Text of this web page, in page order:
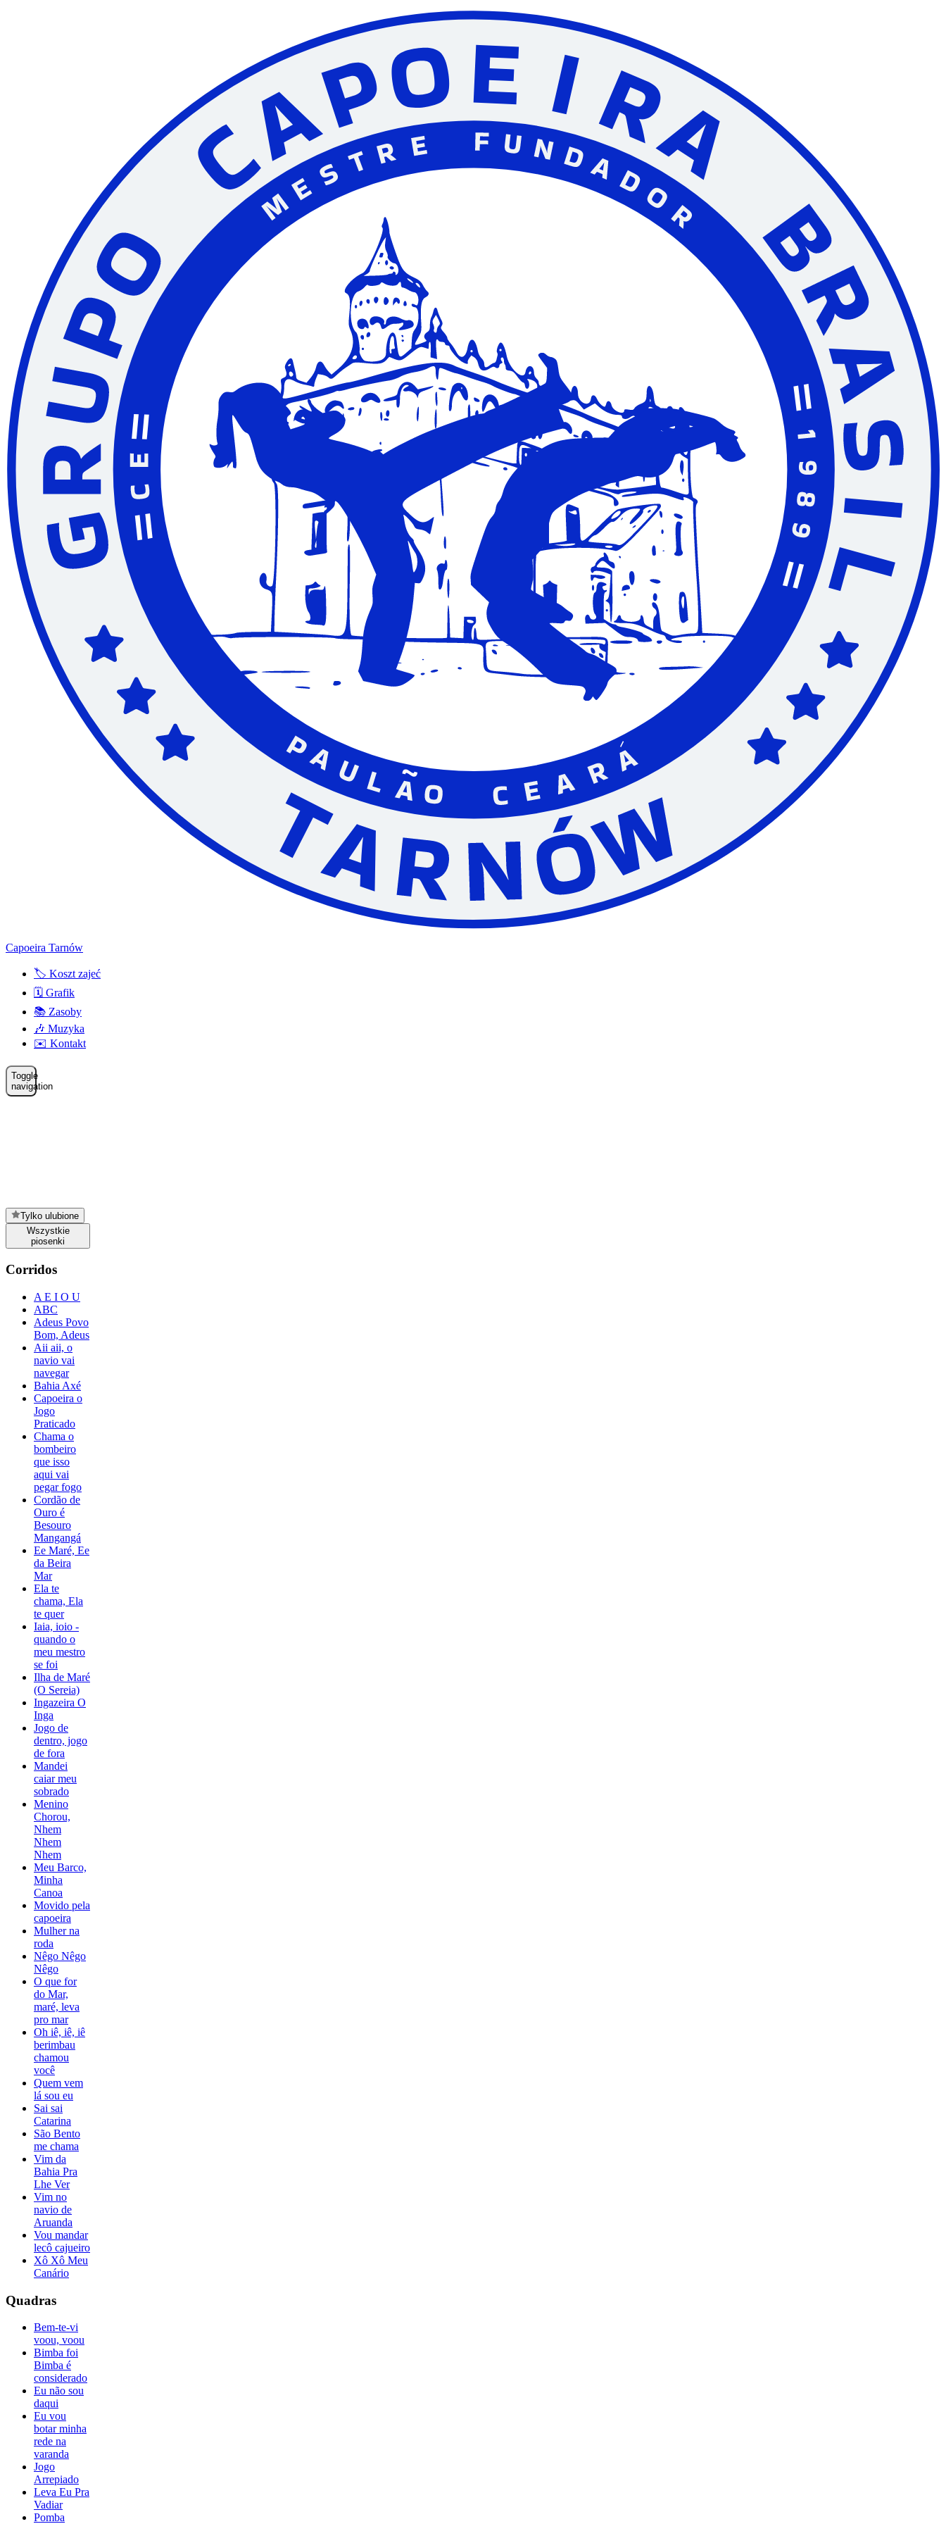
Capoeira Tarnów
🏷️ Koszt zajeć
🗓️ Grafik
📚 Zasoby
🎶 Muzyka
✉️ Kontakt
Toggle
navigation
Tylko ulubione
Wszystkie
piosenki
Corridos
A E I O U
ABC
Adeus Povo
Bom, Adeus
Aii aii, o
navio vai
navegar
Bahia Axé
Capoeira o
Jogo
Praticado
Chama o
bombeiro
que isso
aqui vai
pegar fogo
Cordão de
Ouro é
Besouro
Mangangá
Ee Maré, Ee
da Beira
Mar
Ela te
chama, Ela
te quer
Iaia, ioio -
quando o
meu mestro
se foi
Ilha de Maré
(O Sereia)
Ingazeira O
Inga
Jogo de
dentro, jogo
de fora
Mandei
caiar meu
sobrado
Menino
Chorou,
Nhem
Nhem
Nhem
Meu Barco,
Minha
Canoa
Movido pela
capoeira
Mulher na
roda
Nêgo Nêgo
Nêgo
O que for
do Mar,
maré, leva
pro mar
Oh iê, iê, iê
berimbau
chamou
você
Quem vem
lá sou eu
Sai sai
Catarina
São Bento
me chama
Vim da
Bahia Pra
Lhe Ver
Vim no
navio de
Aruanda
Vou mandar
lecô cajueiro
Xô Xô Meu
Canário
Quadras
Bem-te-vi
voou, voou
Bimba foi
Bimba é
considerado
Eu não sou
daqui
Eu vou
botar minha
rede na
varanda
Jogo
Arrepiado
Leva Eu Pra
Vadiar
Pomba